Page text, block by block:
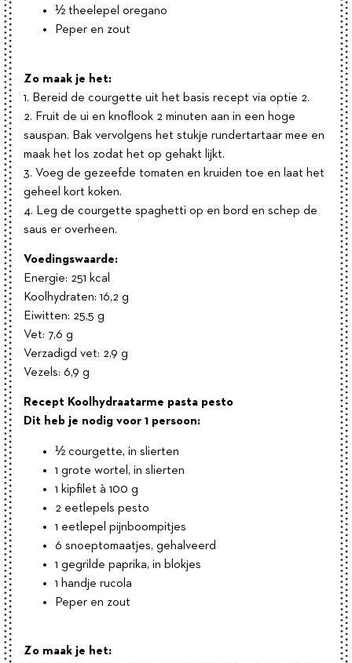
½ theelepel oregano
Peper en zout
Zo maak je het:
1. Bereid de courgette uit het basis recept via optie 2.
2. Fruit de ui en knoflook 2 minuten aan in een hoge
sauspan. Bak vervolgens het stukje rundertartaar mee en
maak het los zodat het op gehakt lijkt.
3. Voeg de gezeefde tomaten en kruiden toe en laat het
geheel kort koken.
4. Leg de courgette spaghetti op en bord en schep de
saus er overheen.
Voedingswaarde:
Energie: 251 kcal
Koolhydraten: 16,2 g
Eiwitten: 25,5 g
Vet: 7,6 g
Verzadigd vet: 2,9 g
Vezels: 6,9 g
Recept Koolhydraatarme pasta pesto
Dit heb je nodig voor 1 persoon:
½ courgette, in slierten
1 grote wortel, in slierten
1 kipfilet à 100 g
2 eetlepels pesto
1 eetlepel pijnboompitjes
6 snoeptomaatjes, gehalveerd
1 gegrilde paprika, in blokjes
1 handje rucola
Peper en zout
Zo maak je het: